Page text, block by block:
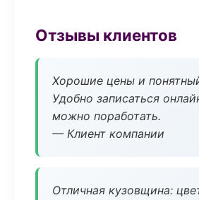
Отзывы клиентов
Хорошие цены и
Удобно записаться
можно поработать.
— Клиент компании
Отличная кузовщина: